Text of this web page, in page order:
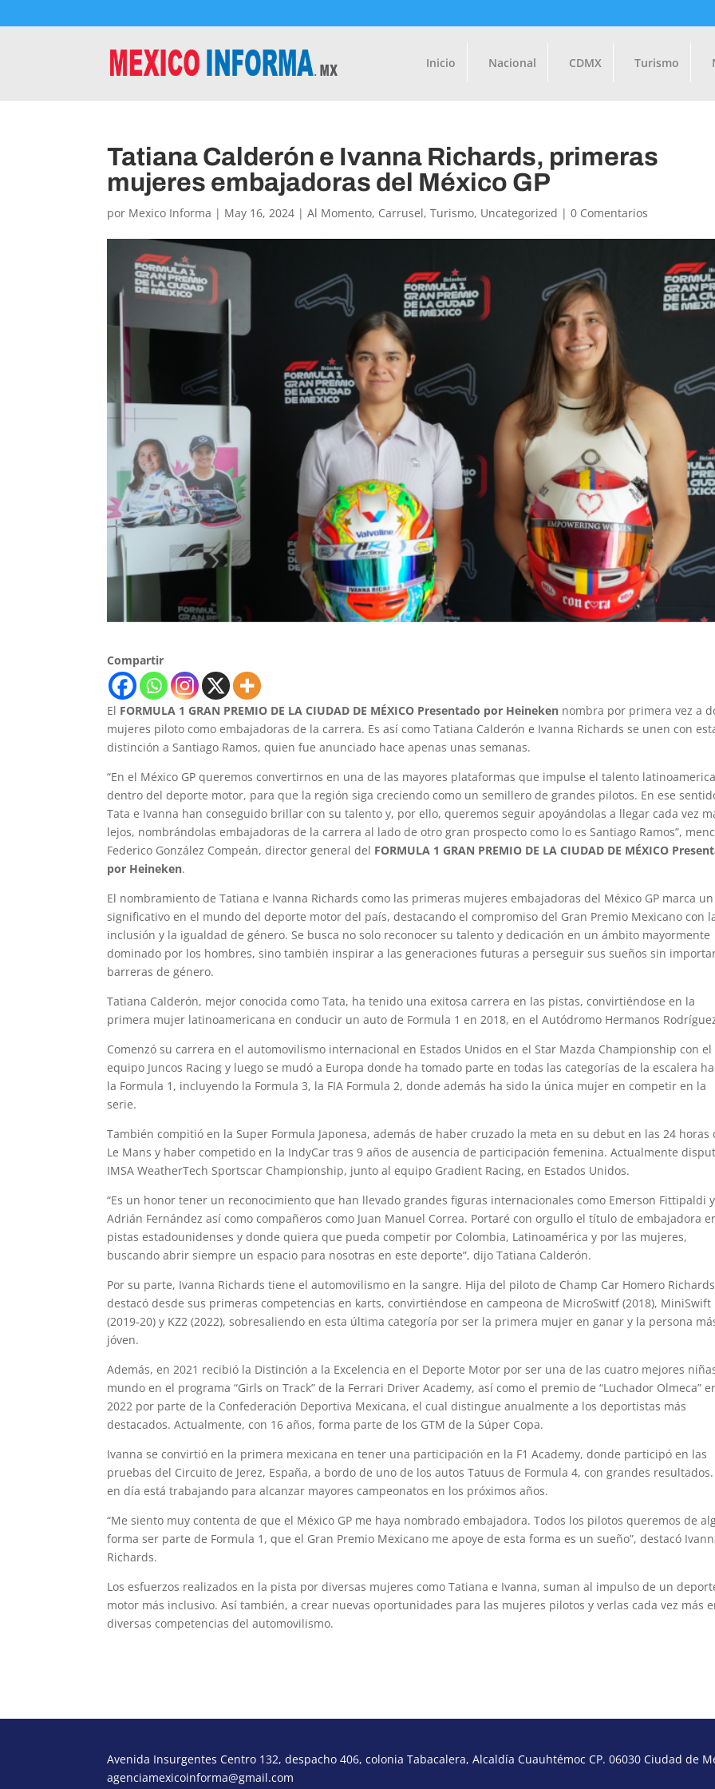
Inicio Nacional CDMX Turismo
Tatiana Calderón e Ivanna Richards, primeras
mujeres embajadoras del México GP
por Mexico Informa | May 16, 2024 |Al Momento, Carrusel,Turismo, Uncategorized |0 Comentarios
Compartir
El FORMULA 1 GRAN PREMIO DE LA CIUDAD DE MÉXICO Presentado por Heineken nombra por primera vez a
mujeres piloto como embajadoras de la carrera. Es así como Tatiana Calderón e Ivanna Richards se unen con
distinción a Santiago Ramos, quien fue anunciado hace apenas unas semanas.
“En el México GP queremos convertirnos en una de las mayores plataformas que impulse el talento
dentro del deporte motor, para que la región siga creciendo como un semillero de grandes pilotos. En ese
Tata e Ivanna han conseguido brillar con su talento y, por ello, queremos seguir apoyándolas a llegar cada vez
lejos, nombrándolas embajadoras de la carrera al lado de otro gran prospecto como lo es Santiago Ramos”,
Federico González Compeán, director general del FORMULA 1 GRAN PREMIO DE LA CIUDAD DE MÉXICO
por Heineken.
El nombramiento de Tatiana e Ivanna Richards como las primeras mujeres embajadoras del México GP marca
significativo en el mundo del deporte motor del país, destacando el compromiso del Gran Premio Mexicano con
inclusión y la igualdad de género. Se busca no solo reconocer su talento y dedicación en un ámbito mayormente
dominado por los hombres, sino también inspirar a las generaciones futuras a perseguir sus sueños sin
barreras de género.
Tatiana Calderón, mejor conocida como Tata, ha tenido una exitosa carrera en las pistas, convirtiéndose en la
primera mujer latinoamericana en conducir un auto de Formula 1 en 2018, en el Autódromo Hermanos
Comenzó su carrera en el automovilismo internacional en Estados Unidos en el Star Mazda Championship con el
equipo Juncos Racing y luego se mudó a Europa donde ha tomado parte en todas las categorías de la escalera
la Formula 1, incluyendo la Formula 3, la FIA Formula 2, donde además ha sido la única mujer en competir en la
serie.
También compitió en la Super Formula Japonesa, además de haber cruzado la meta en su debut en las 24 horas
Le Mans y haber competido en la IndyCar tras 9 años de ausencia de participación femenina. Actualmente
IMSA WeatherTech Sportscar Championship, junto al equipo Gradient Racing, en Estados Unidos.
“Es un honor tener un reconocimiento que han llevado grandes figuras internacionales como Emerson Fittipaldi y
Adrián Fernández así como compañeros como Juan Manuel Correa. Portaré con orgullo el título de embajadora
pistas estadounidenses y donde quiera que pueda competir por Colombia, Latinoamérica y por las mujeres,
buscando abrir siempre un espacio para nosotras en este deporte”, dijo Tatiana Calderón.
Por su parte, Ivanna Richards tiene el automovilismo en la sangre. Hija del piloto de Champ Car Homero
destacó desde sus primeras competencias en karts, convirtiéndose en campeona de MicroSwitf (2018), MiniSwift
(2019-20) y KZ2 (2022), sobresaliendo en esta última categoría por ser la primera mujer en ganar y la persona
jóven.
Además, en 2021 recibió la Distinción a la Excelencia en el Deporte Motor por ser una de las cuatro mejores
mundo en el programa “Girls on Track” de la Ferrari Driver Academy, así como el premio de “Luchador Olmeca”
2022 por parte de la Confederación Deportiva Mexicana, el cual distingue anualmente a los deportistas más
destacados. Actualmente, con 16 años, forma parte de los GTM de la Súper Copa.
Ivanna se convirtió en la primera mexicana en tener una participación en la F1 Academy, donde participó en las
pruebas del Circuito de Jerez, España, a bordo de uno de los autos Tatuus de Formula 4, con grandes
en día está trabajando para alcanzar mayores campeonatos en los próximos años.
“Me siento muy contenta de que el México GP me haya nombrado embajadora. Todos los pilotos queremos de
forma ser parte de Formula 1, que el Gran Premio Mexicano me apoye de esta forma es un sueño”, destacó
Richards.
Los esfuerzos realizados en la pista por diversas mujeres como Tatiana e Ivanna, suman al impulso de un
motor más inclusivo. Así también, a crear nuevas oportunidades para las mujeres pilotos y verlas cada vez más
diversas competencias del automovilismo.
Avenida Insurgentes Centro 132, despacho 406, colonia Tabacalera, Alcaldía Cuauhtémoc CP. 06030 Ciudad de
agenciamexicoinforma@gmail.com